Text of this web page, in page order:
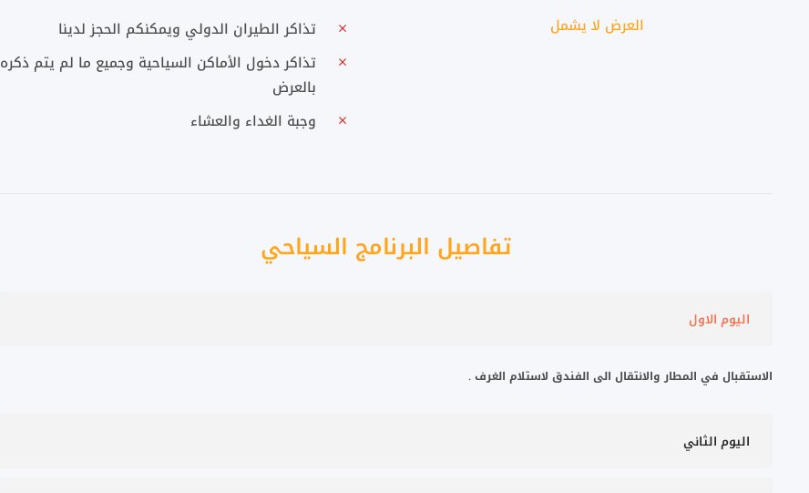
العرض لا يشمل
تذاكر الطيران الدولي ويمكنكم الحجز لدينا
تذاكر دخول الأماكن السياحية وجميع ما لم يتم ذكره
بالعرض
وجبة الغداء والعشاء
تفاصيل البرنامج السياحي
اليوم الاول
الاستقبال في المطار والانتقال الى الفندق لاستلام الغرف.
اليوم الثاني